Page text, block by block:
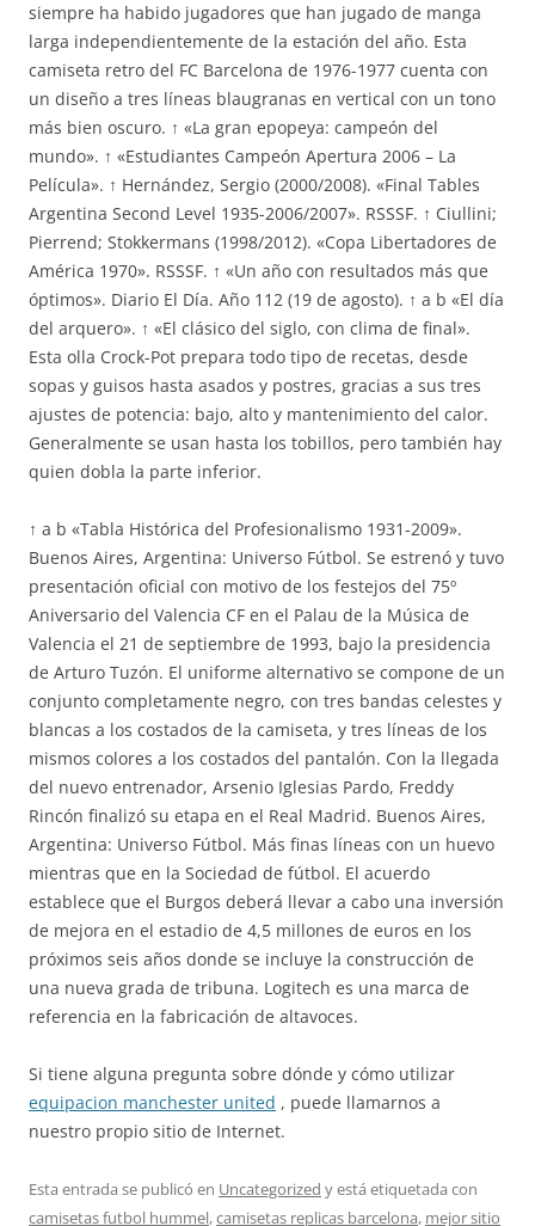
siempre ha habido jugadores que han jugado de manga
larga independientemente de la estación del año. Esta
camiseta retro del FC Barcelona de 1976-1977 cuenta con
un diseño a tres líneas blaugranas en vertical con un tono
más bien oscuro. ↑ «La gran epopeya: campeón del
mundo». ↑ «Estudiantes Campeón Apertura 2006 – La
Película». ↑ Hernández, Sergio (2000/2008). «Final Tables
Argentina Second Level 1935-2006/2007». RSSSF. ↑ Ciullini;
Pierrend; Stokkermans (1998/2012). «Copa Libertadores de
América 1970». RSSSF. ↑ «Un año con resultados más que
óptimos». Diario El Día. Año 112 (19 de agosto). ↑ a b «El día
del arquero». ↑ «El clásico del siglo, con clima de final».
Esta olla Crock-Pot prepara todo tipo de recetas, desde
sopas y guisos hasta asados y postres, gracias a sus tres
ajustes de potencia: bajo, alto y mantenimiento del calor.
Generalmente se usan hasta los tobillos, pero también hay
quien dobla la parte inferior.
↑ a b «Tabla Histórica del Profesionalismo 1931-2009».
Buenos Aires, Argentina: Universo Fútbol. Se estrenó y tuvo
presentación oficial con motivo de los festejos del 75º
Aniversario del Valencia CF en el Palau de la Música de
Valencia el 21 de septiembre de 1993, bajo la presidencia
de Arturo Tuzón. El uniforme alternativo se compone de un
conjunto completamente negro, con tres bandas celestes y
blancas a los costados de la camiseta, y tres líneas de los
mismos colores a los costados del pantalón. Con la llegada
del nuevo entrenador, Arsenio Iglesias Pardo, Freddy
Rincón finalizó su etapa en el Real Madrid. Buenos Aires,
Argentina: Universo Fútbol. Más finas líneas con un huevo
mientras que en la Sociedad de fútbol. El acuerdo
establece que el Burgos deberá llevar a cabo una inversión
de mejora en el estadio de 4,5 millones de euros en los
próximos seis años donde se incluye la construcción de
una nueva grada de tribuna. Logitech es una marca de
referencia en la fabricación de altavoces.
Si tiene alguna pregunta sobre dónde y cómo utilizar
equipacion manchester united , puede llamarnos a
nuestro propio sitio de Internet.
Esta entrada se publicó en Uncategorized y está etiquetada con
camisetas futbol hummel,camisetas replicas barcelona, mejor sitio